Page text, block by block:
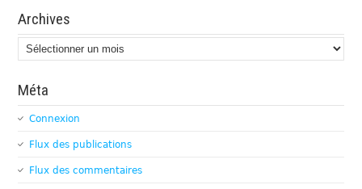
Archives
Archives
Méta
Connexion
Flux des publications
Flux des commentaires